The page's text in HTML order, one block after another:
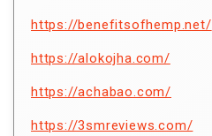
https://benefitsofhemp.net/
https://alokojha.com/
https://achabao.com/
https://3smreviews.com/